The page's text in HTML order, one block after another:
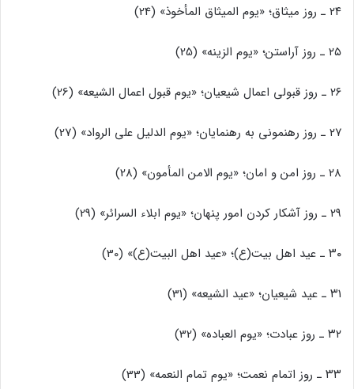
۲۴ ـ روز میثاق؛ «یوم المیثاق المأخوذ» (24)
۲۵ ـ روز آراستن؛ «یوم الزینه» (25)
۲۶ ـ روز قبولی اعمال شیعیان؛ «یوم قبول اعمال الشیعه» (26)
۲۷ ـ روز رهنمونی به رهنمایان؛ «یوم الدلیل علی الرواد» (27)
۲۸ ـ روز امن و امان؛ «یوم الامن المأمون» (28)
۲۹ ـ روز آشکار کردن امور پنهان؛ «یوم ابلاء السرائر» (29)
۳۰ ـ عید اهل بیت(ع)؛ «عید اهل البیت(ع)» (30)
۳۱ ـ عید شیعیان؛ «عید الشیعه» (31)
۳۲ ـ روز عبادت؛ «یوم العباده» (32)
۳۳ ـ روز اتمام نعمت؛ «یوم تمام النعمه» (33)